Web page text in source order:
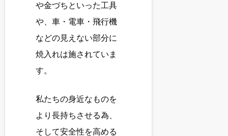
や金づちといった工具
や、車・電車・飛行機
などの見えない部分に
焼入れは施されていま
す。
私たちの身近なものを
より長持ちさせる為、
そして安全性を高める